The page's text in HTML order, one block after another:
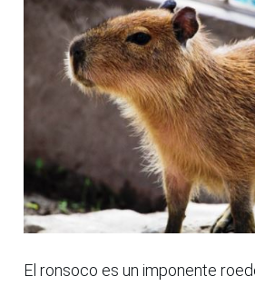
El ronsoco es un imponente